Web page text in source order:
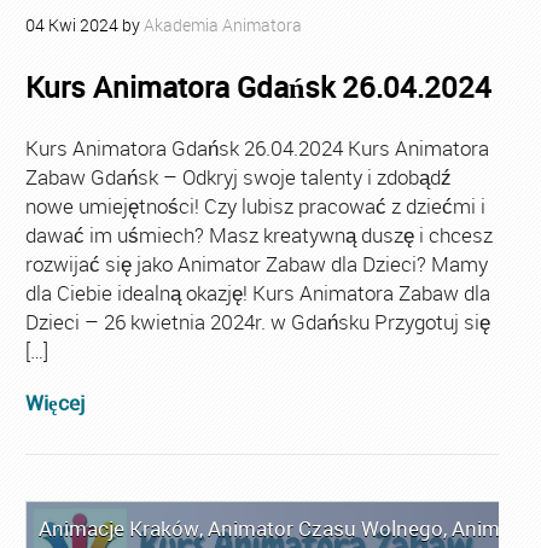
04 Kwi 2024 byAkademia Animatora
Kurs Animatora Gdańsk 26.04.2024
Kurs Animatora Gdańsk 26.04.2024 Kurs Animatora
Zabaw Gdańsk – Odkryj swoje talenty i zdobądź
nowe umiejętności! Czy lubisz pracować z dziećmi i
dawać im uśmiech? Masz kreatywną duszę i chcesz
rozwijać się jako Animator Zabaw dla Dzieci? Mamy
dla Ciebie idealną okazję! Kurs Animatora Zabaw dla
Dzieci – 26 kwietnia 2024r. w Gdańsku Przygotuj się
[…]
Więcej
Animacje Kraków,Animator Czasu Wolnego,